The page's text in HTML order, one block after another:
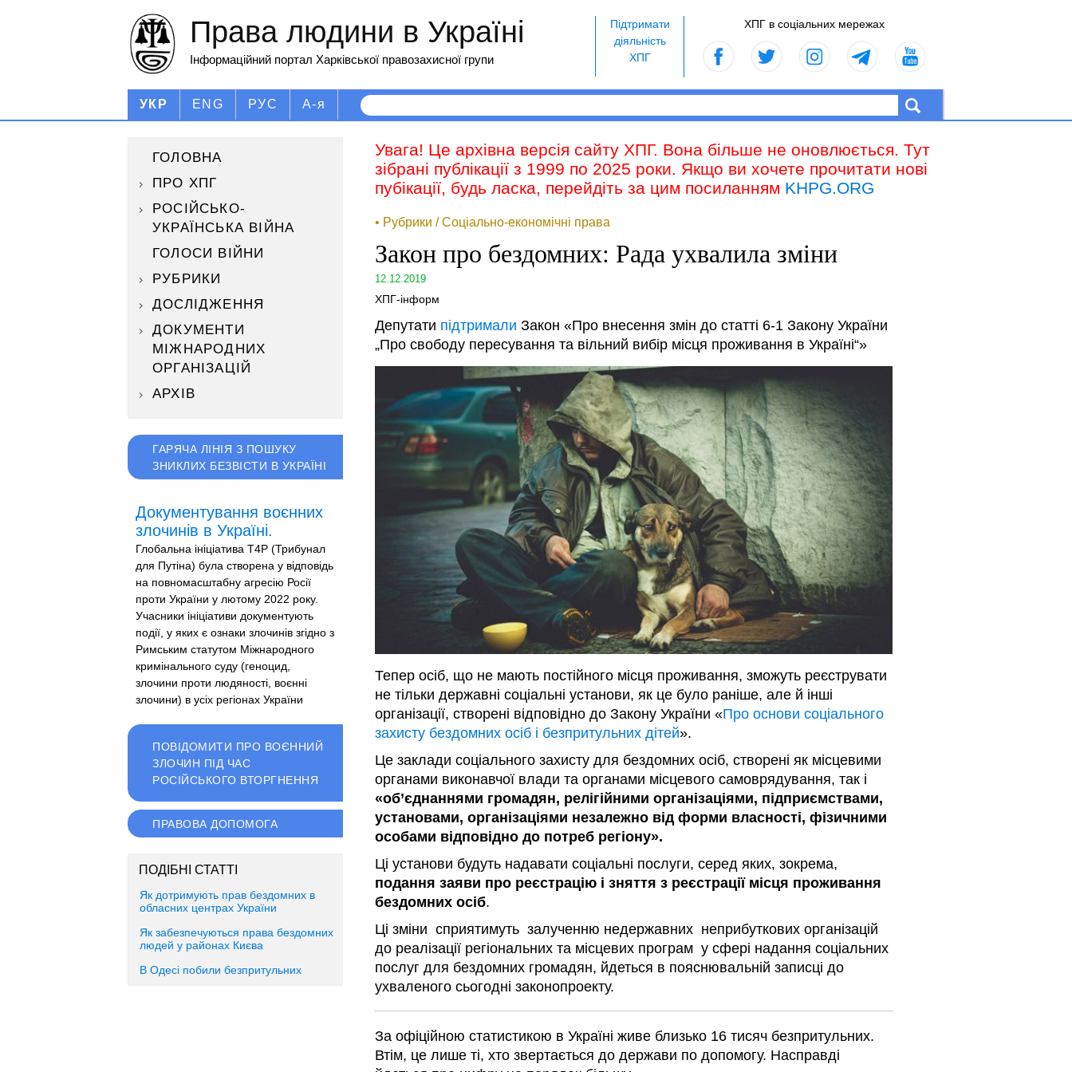
ХПГ в соціальних мережах
Підтримати
діяльність
ХПГ
Права людини в Україні
Інформаційний портал Харківської правозахисної групи
УКР ENG РУС А-я
ГОЛОВНА
ПРО ХПГ
РОСІЙСЬКО-
УКРАЇНСЬКА ВІЙНА
ГОЛОСИ ВІЙНИ
РУБРИКИ
ДОСЛІДЖЕННЯ
ДОКУМЕНТИ
МІЖНАРОДНИХ
ОРГАНІЗАЦІЙ
АРХІВ
ГАРЯЧА ЛІНІЯ З ПОШУКУ
ЗНИКЛИХ БЕЗВІСТИ В УКРАЇНІ
Документування воєнних
злочинів в Україні.
Глобальна ініціатива T4P (Трибунал
для Путіна) була створена у відповідь
на повномасштабну агресію Росії
проти України у лютому 2022 року.
Учасники ініціативи документують
події, у яких є ознаки злочинів згідно з
Римським статутом Міжнародного
кримінального суду (геноцид,
злочини проти людяності, воєнні
злочини) в усіх регіонах України
ПОВІДОМИТИ ПРО ВОЄННИЙ
ЗЛОЧИН ПІД ЧАС
РОСІЙСЬКОГО ВТОРГНЕННЯ
ПРАВОВА ДОПОМОГА
ПОДІБНІ СТАТТІ
Як дотримують прав бездомних в
обласних центрах України
Як забезпечуються права бездомних
людей у районах Києва
В Одесі побили безпритульних
Увага! Це архівна версія сайту ХПГ. Вона більше не оновлюється. Тут
зібрані публікації з 1999 по 2025 роки. Якщо ви хочете прочитати нові
пубікації, будь ласка, перейдіть за цим посиланням KHPG.ORG
• Рубрики / Соціально-економічні права
Закон про бездомних: Рада ухвалила зміни
12.12.2019
ХПГ-інформ
Депутати підтримали Закон «Про внесення змін до статті 6-1 Закону України
„Про свободу пересування та вільний вибір місця проживання в Україні“»
Тепер осіб, що не мають постійного місця проживання, зможуть реєструвати
не тільки державні соціальні установи, як це було раніше, але й інші
організації, створені відповідно до Закону України «Про основи соціального
захисту бездомних осіб і безпритульних дітей».
Це заклади соціального захисту для бездомних осіб, створені як місцевими
органами виконавчої влади та органами місцевого самоврядування, так і
«об’єднаннями громадян, релігійними організаціями, підприємствами,
установами, організаціями незалежно від форми власності, фізичними
особами відповідно до потреб регіону».
Ці установи будуть надавати соціальні послуги, серед яких, зокрема,
подання заяви про реєстрацію і зняття з реєстрації місця проживання
бездомних осіб.
Ці зміни сприятимуть залученню недержавних неприбуткових організацій
до реалізації регіональних та місцевих програм у сфері надання соціальних
послуг для бездомних громадян, йдеться в пояснювальній записці до
ухваленого сьогодні законопроекту.
За офіційною статистикою в Україні живе близько 16 тисяч безпритульних.
Втім, це лише ті, хто звертається до держави по допомогу. Насправді